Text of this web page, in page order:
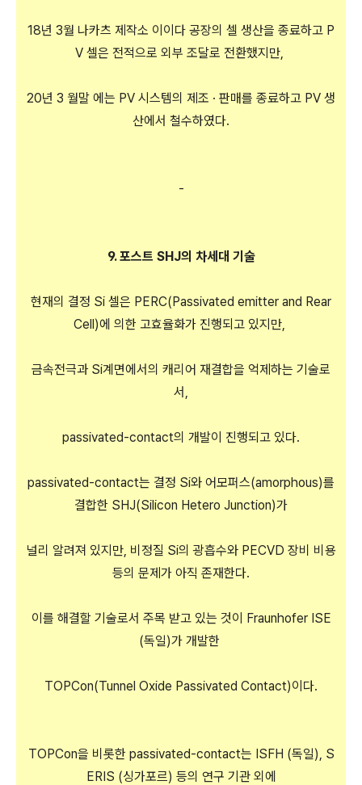
18년 3월 나카츠 제작소 이이다 공장의 셀 생산을 종료하고 P
V 셀은 전적으로 외부 조달로 전환했지만,
20년 3 월말 에는 PV 시스템의 제조 · 판매를 종료하고 PV 생
산에서 철수하였다.
-
9. 포스트 SHJ의 차세대 기술
현재의 결정 Si 셀은 PERC(Passivated emitter and Rear
Cell)에 의한 고효율화가 진행되고 있지만,
금속전극과 Si계면에서의 캐리어 재결합을 억제하는 기술로
서,
passivated-contact의 개발이 진행되고 있다.
passivated-contact는 결정 Si와 어모퍼스(amorphous)를
결합한 SHJ(Silicon Hetero Junction)가
널리 알려져 있지만, 비정질 Si의 광흡수와 PECVD 장비 비용
등의 문제가 아직 존재한다.
이를 해결할 기술로서 주목 받고 있는 것이 Fraunhofer ISE
(독일)가 개발한
TOPCon(Tunnel Oxide Passivated Contact)이다.
TOPCon을 비롯한 passivated-contact는 ISFH (독일), S
ERIS (싱가포르) 등의 연구 기관 외에